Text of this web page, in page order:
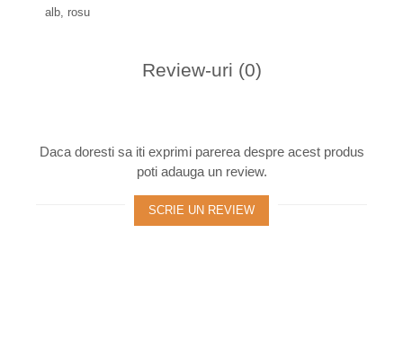
alb, rosu
Review-uri (0)
Daca doresti sa iti exprimi parerea despre acest produs
poti adauga un review.
SCRIE UN REVIEW